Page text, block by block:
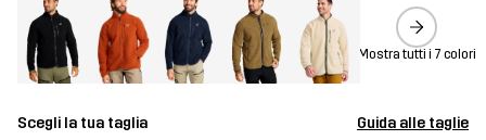
Mostra tutti i 7 colori
Scegli la tua taglia Guida alle taglie